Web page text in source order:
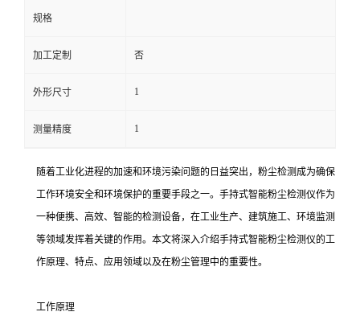
规格
加工定制 否
外形尺寸 1
测量精度 1
随着工业化进程的加速和环境污染问题的日益突出，粉尘检测成为确保
工作环境安全和环境保护的重要手段之一。手持式智能粉尘检测仪作为
一种便携、高效、智能的检测设备，在工业生产、建筑施工、环境监测
等领域发挥着关键的作用。本文将深入介绍手持式智能粉尘检测仪的工
作原理、特点、应用领域以及在粉尘管理中的重要性。
工作原理